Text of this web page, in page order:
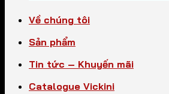
Về chúng tôi
Sản phẩm
Tin tức – Khuyến mãi
Catalogue Vickini